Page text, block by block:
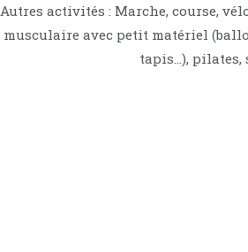
Autres activités : Marche, course,
musculaire avec petit matériel
tapis…), pilates,